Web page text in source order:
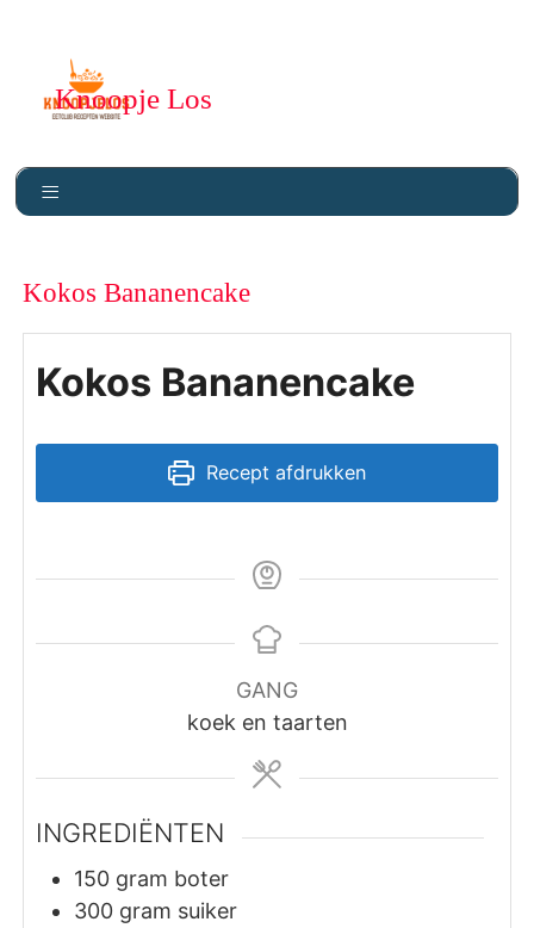
Knoopje Los
Kokos Bananencake
Kokos Bananencake
Recept afdrukken
GANG
koek en taarten
INGREDIËNTEN
150 gram boter
300 gram suiker